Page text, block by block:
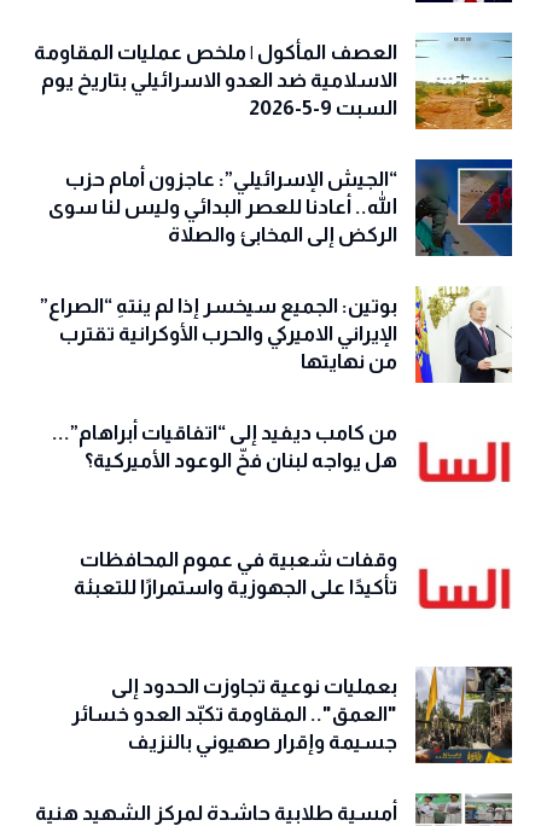
العصف المأكول | ملخص عمليات المقاومة
الاسلامية ضد العدو الاسرائيلي بتاريخ يوم
السبت 9-5-2026
“الجيش الإسرائيلي”: عاجزون أمام حزب
الله.. أعادنا للعصر البدائي وليس لنا سوى
الركض إلى المخابئ والصلاة
بوتين: الجميع سيخسر إذا لم ينتهِ “الصراع”
الإيراني الاميركي والحرب الأوكرانية تقترب
من نهايتها
من كامب ديفيد إلى “اتفاقيات أبراهام”...
هل يواجه لبنان فخّ الوعود الأميركية؟
وقفات شعبية في عموم المحافظات
تأكيدًا على الجهوزية واستمرارًا للتعبئة
بعمليات نوعية تجاوزت الحدود إلى
"العمق".. المقاومة تكبّد العدو خسائر
جسيمة وإقرار صهيوني بالنزيف
أمسية طلابية حاشدة لمركز الشهيد هنية